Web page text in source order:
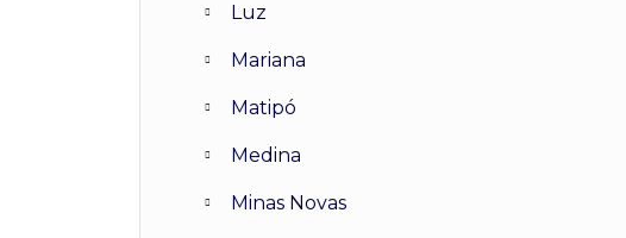
Luz
Mariana
Matipó
Medina
Minas Novas